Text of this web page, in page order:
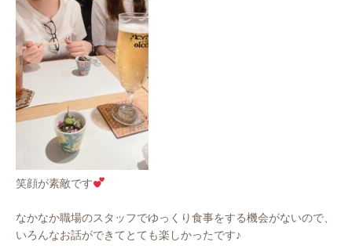
笑顔が素敵です
なかなか職場のスタッフでゆっくり食事をする機会がないので、
いろんなお話ができてとても楽しかったです♪